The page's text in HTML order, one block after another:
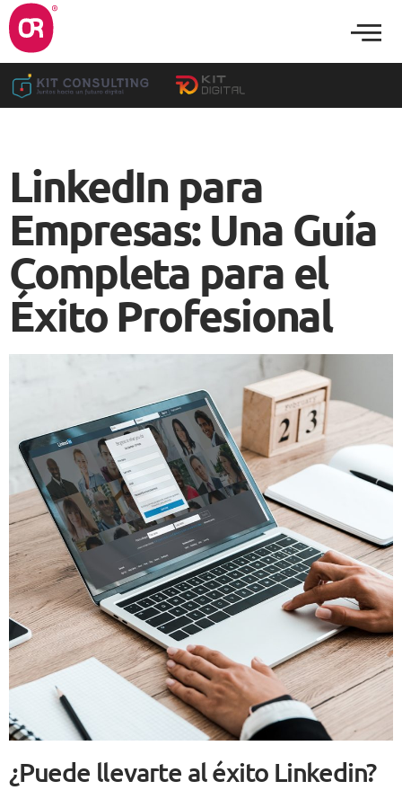
LinkedIn para
Empresas: Una Guía
Completa para el
Éxito Profesional
¿Puede llevarte al éxito Linkedin?